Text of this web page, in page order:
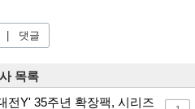
댓글
목록
전Y' 35주년 확장팩, 시리즈